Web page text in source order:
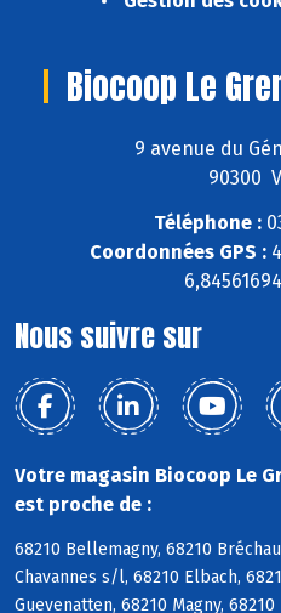
Biocoop Le
9 avenue du
90300
Téléphone :
Coordonnées GPS :
Nous suivre sur
Votre magasin Biocoop Le
est proche de :
68210 Bellemagny, 68210
Chavannes s/l, 68210 Elbach,
Guevenatten, 68210 Magny,